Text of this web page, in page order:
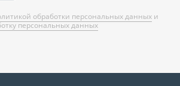
обработки персональных данных и
персональных данных